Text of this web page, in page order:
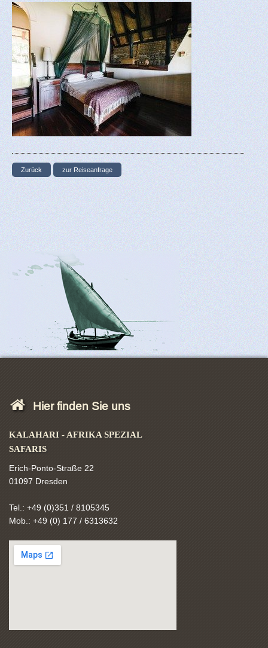
Zurück zur Reiseanfrage
Hier finden Sie uns
KALAHARI - AFRIKA SPEZIAL
SAFARIS
Erich-Ponto-Straße 22
01097 Dresden
Tel.: +49 (0)351 / 8105345
Mob.: +49 (0) 177 / 6313632